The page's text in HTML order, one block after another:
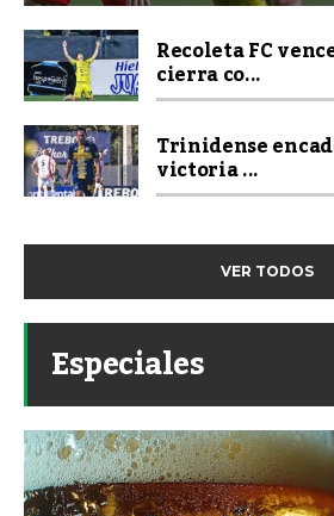
Recoleta FC
cierra co...
Trinidense
victoria ...
VER TODOS
Especiales